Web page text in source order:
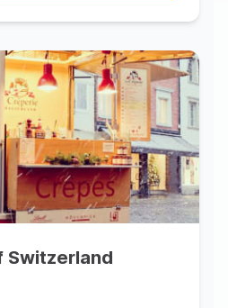
Switzerland